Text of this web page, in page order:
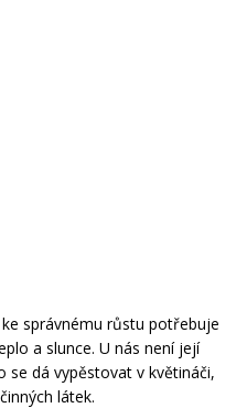
správnému růstu potřebuje
a slunce. U nás není její
dá vypěstovat v květináči,
látek.